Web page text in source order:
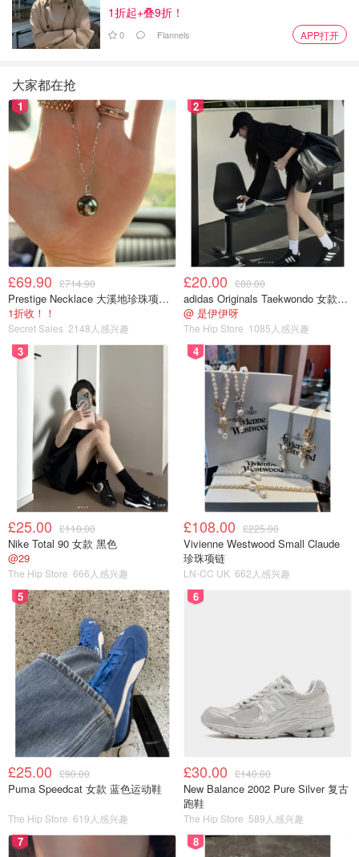
图片来自于@App Store ，版权属于原作者
第二步：申请注册
注意：大家在注册的时候需要使用
V辟恩，否则一直会出现
网络失败的情况。
免费V辟恩推荐：
ProtonV辟恩
Hotspot Shield
在开了V辟恩之后就可以开始轻松注册啦：
1折起+叠9折！
0 Flannels APP打开
大家都在抢
1
£69.90 £714.90
Prestige Necklace 大溪地珍珠项链 10-11mm
1折收！！
Secret Sales 2148人感兴趣
2
£20.00 £80.00
adidas Originals Taekwondo 女款黑色运动鞋
@ 是伊伊呀
The Hip Store 1085人感兴趣
3
£25.00 £110.00
Nike Total 90 女款 黑色
@29
The Hip Store 666人感兴趣
4
£108.00 £225.00
Vivienne Westwood Small Claude
珍珠项链
LN-CC UK 662人感兴趣
5
£25.00 £90.00
Puma Speedcat 女款 蓝色运动鞋
The Hip Store 619人感兴趣
6
£30.00 £140.00
New Balance 2002 Pure Silver 复古
跑鞋
The Hip Store 589人感兴趣
7 8